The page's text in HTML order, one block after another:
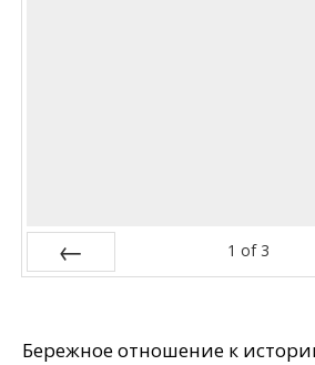
1 of 3
Бережное отношение к